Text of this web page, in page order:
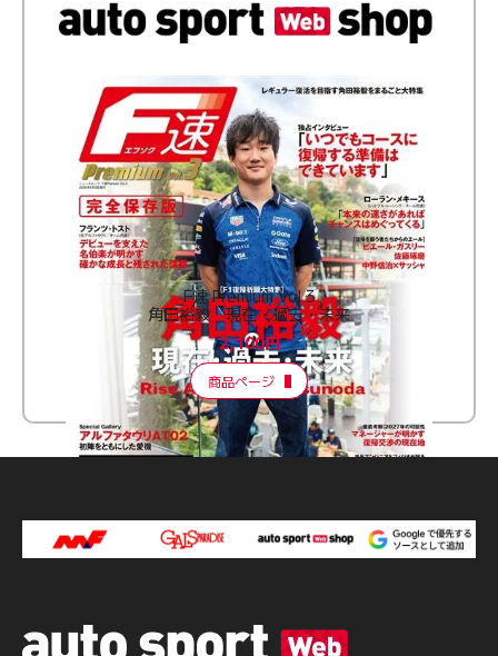
F速 Premium Vol.3
角田裕毅 現在・過去・未来
2,100円
商品ページ